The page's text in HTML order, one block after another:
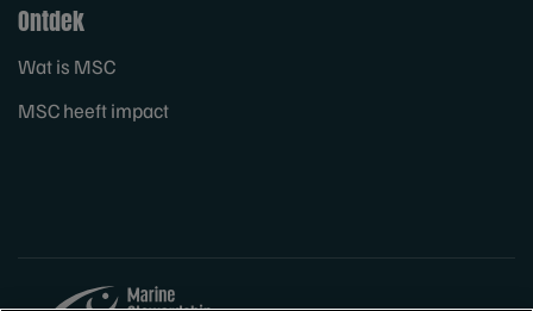
Ontdek
Wat is MSC
MSC heeft impact